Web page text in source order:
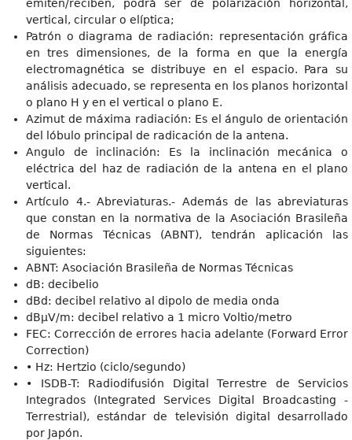
emiten/reciben, podrá ser de polarización horizontal,
vertical, circular o elíptica;
Patrón o diagrama de radiación: representación gráfica
en tres dimensiones, de la forma en que la energía
electromagnética se distribuye en el espacio. Para su
análisis adecuado, se representa en los planos horizontal
o plano H y en el vertical o plano E.
Azimut de máxima radiación: Es el ángulo de orientación
del lóbulo principal de radicación de la antena.
Angulo de inclinación: Es la inclinación mecánica o
eléctrica del haz de radiación de la antena en el plano
vertical.
Artículo 4.- Abreviaturas.- Además de las abreviaturas
que constan en la normativa de la Asociación Brasileña
de Normas Técnicas (ABNT), tendrán aplicación las
siguientes:
ABNT: Asociación Brasileña de Normas Técnicas
dB: decibelio
dBd: decibel relativo al dipolo de media onda
dBμV/m: decibel relativo a 1 micro Voltio/metro
FEC: Corrección de errores hacia adelante (Forward Error
Correction)
• Hz: Hertzio (ciclo/segundo)
• ISDB-T: Radiodifusión Digital Terrestre de Servicios
Integrados (Integrated Services Digital Broadcasting -
Terrestrial), estándar de televisión digital desarrollado
por Japón.